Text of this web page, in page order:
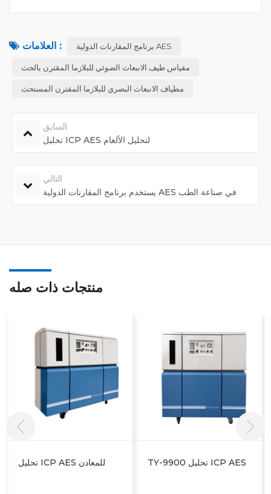
العلامات : برنامج المقارنات الدولية AES
مقياس طيف الانبعاث الضوئي للبلازما المقترن بالحث
مطياف الانبعاث البصري للبلازما المقترن المستحث
السابق
تحليل ICP AES لتحليل الألغام
التالي
يستخدم برنامج المقارنات الدولية AES في صناعة الطب
منتجات ذات صله
TY-9900 تحليل ICP AES
تحليل ICP AES لتحليل